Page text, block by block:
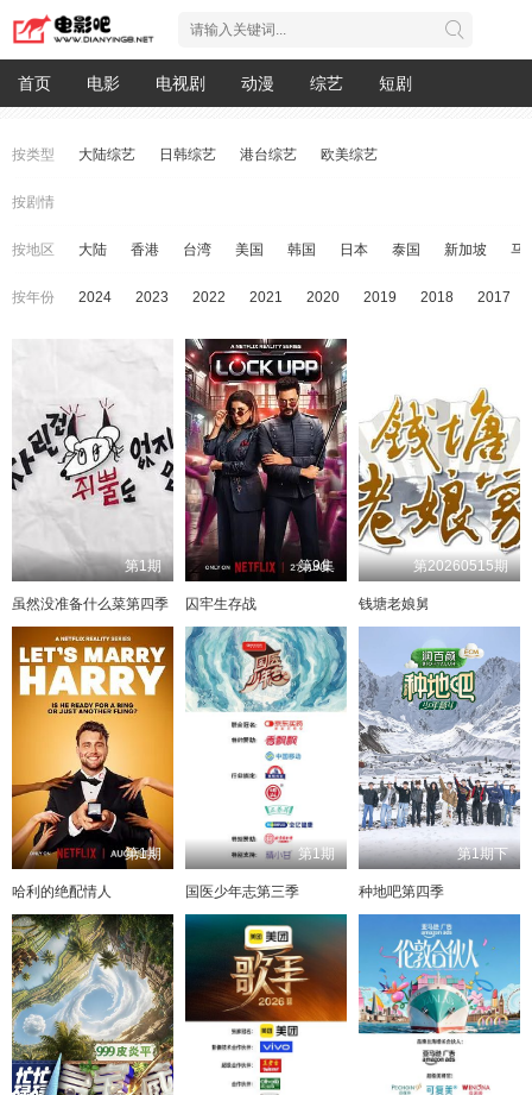
首页 电影 电视剧 动漫 综艺 短剧
按类型 大陆综艺 日韩综艺 港台综艺 欧美综艺
按剧情
按地区 大陆 香港 台湾 美国 韩国 日本 泰国 新加坡 马
按年份 2024 2023 2022 2021 2020 2019 2018 2017
第1期
虽然没准备什么菜第四季
第9集
囚牢生存战
第20260515期
钱塘老娘舅
第1期
哈利的绝配情人
第1期
国医少年志第三季
第1期下
种地吧第四季